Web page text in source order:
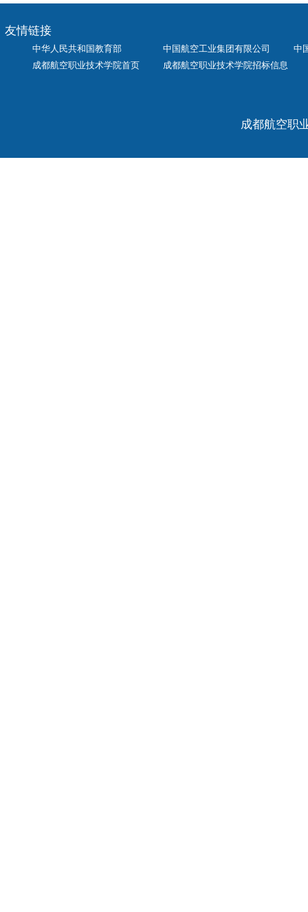
友情链接
中华人民共和国教育部 中国航空工业集团有限公司
中
成都航空职业技术学院首页
成都航空职业技术学院招标信息
成都航空职